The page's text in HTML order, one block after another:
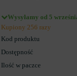
Wysyłamy od 5
Kupiony 256 razy
Kod produktu
Dostępność
Ilość w paczce